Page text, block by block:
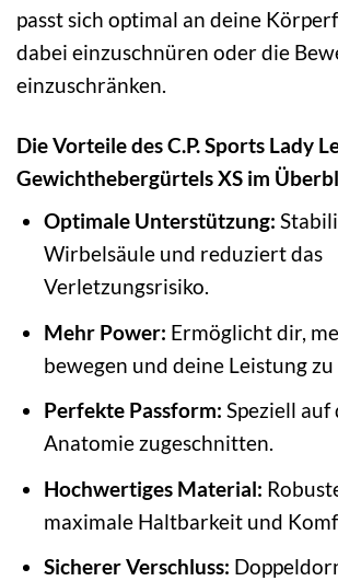
passt sich optimal an deine
dabei einzuschnüren oder die
einzuschränken.
Die Vorteile des C.P. Sports Lady
Gewichthebergürtels XS im
Optimale Unterstützung:
Wirbelsäule und reduziert das
Verletzungsrisiko.
Mehr Power: Ermöglicht dir,
bewegen und deine Leistung
Perfekte Passform: Speziell
Anatomie zugeschnitten.
Hochwertiges Material:
maximale Haltbarkeit und
Sicherer Verschluss: